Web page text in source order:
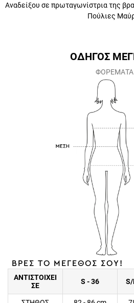
Αναδείξου σε πρωταγωνίστρια της
Με Πούλιες
ΟΔΗΓΟΣ
ΦΟΡΕΜΑΤΑ
ΒΡΕΣ ΤΟ ΜΕΓΕΘΟΣ ΣΟΥ!
ΑΝΤΙΣΤΟΙΧΕΙ
ΣΕ
S - 36 S/